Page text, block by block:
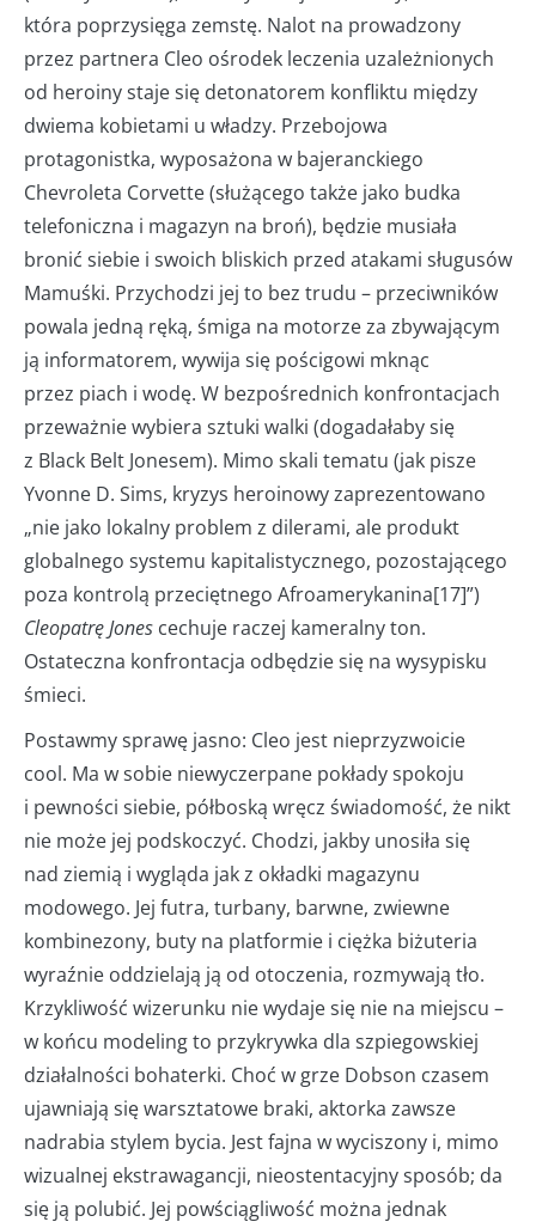
która poprzysięga zemstę. Nalot na prowadzony
przez partnera Cleo ośrodek leczenia uzależnionych
od heroiny staje się detonatorem konfliktu między
dwiema kobietami u władzy. Przebojowa
protagonistka, wyposażona w bajeranckiego
Chevroleta Corvette (służącego także jako budka
telefoniczna i magazyn na broń), będzie musiała
bronić siebie i swoich bliskich przed atakami sługusów
Mamuśki. Przychodzi jej to bez trudu – przeciwników
powala jedną ręką, śmiga na motorze za zbywającym
ją informatorem, wywija się pościgowi mknąc
przez piach i wodę. W bezpośrednich konfrontacjach
przeważnie wybiera sztuki walki (dogadałaby się
z Black Belt Jonesem). Mimo skali tematu (jak pisze
Yvonne D. Sims, kryzys heroinowy zaprezentowano
„nie jako lokalny problem z dilerami, ale produkt
globalnego systemu kapitalistycznego, pozostającego
poza kontrolą przeciętnego Afroamerykanina[17]”)
Cleopatrę Jones cechuje raczej kameralny ton.
Ostateczna konfrontacja odbędzie się na wysypisku
śmieci.
Postawmy sprawę jasno: Cleo jest nieprzyzwoicie
cool. Ma w sobie niewyczerpane pokłady spokoju
i pewności siebie, półboską wręcz świadomość, że nikt
nie może jej podskoczyć. Chodzi, jakby unosiła się
nad ziemią i wygląda jak z okładki magazynu
modowego. Jej futra, turbany, barwne, zwiewne
kombinezony, buty na platformie i ciężka biżuteria
wyraźnie oddzielają ją od otoczenia, rozmywają tło.
Krzykliwość wizerunku nie wydaje się nie na miejscu –
w końcu modeling to przykrywka dla szpiegowskiej
działalności bohaterki. Choć w grze Dobson czasem
ujawniają się warsztatowe braki, aktorka zawsze
nadrabia stylem bycia. Jest fajna w wyciszony i, mimo
wizualnej ekstrawagancji, nieostentacyjny sposób; da
się ją polubić. Jej powściągliwość można jednak